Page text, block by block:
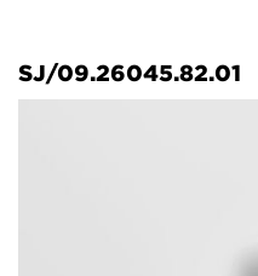
SJ/09.26045.82.01